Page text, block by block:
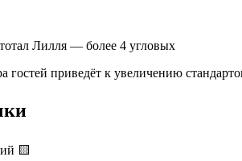
Лилля — более 4 угловых
гостей приведёт к увеличению
🟨